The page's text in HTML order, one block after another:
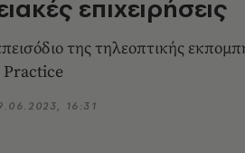
επιχειρήσεις
της τηλεοπτικής
16:31